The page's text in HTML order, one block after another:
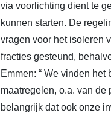
via voorlichting dient te
kunnen starten. De
vragen voor het isoleren
fracties gesteund,
Emmen: “ We vinden
maatregelen, o.a. van
belangrijk dat ook onze